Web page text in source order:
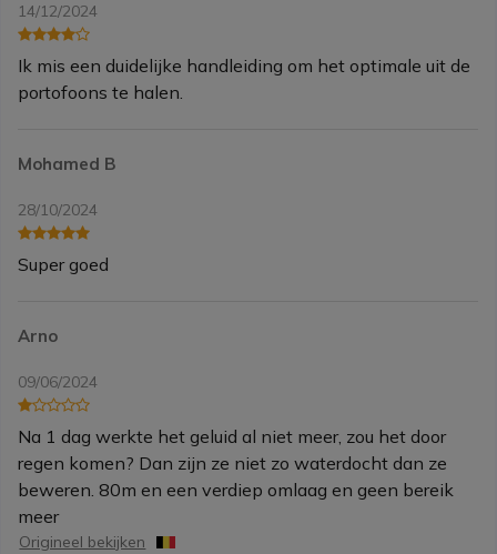
14/12/2024
Ik mis een duidelijke handleiding om het optimale uit de
portofoons te halen.
Mohamed B
28/10/2024
Super goed
Arno
09/06/2024
Na 1 dag werkte het geluid al niet meer, zou het door
regen komen? Dan zijn ze niet zo waterdocht dan ze
beweren. 80m en een verdiep omlaag en geen bereik
meer
Origineel bekijken